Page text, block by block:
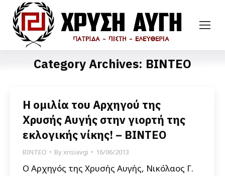
Category Archives: ΒΙΝΤΕΟ
Η ομιλία του Αρχηγού της
Χρυσής Αυγής στην γιορτή της
εκλογικής νίκης! – ΒΙΝΤΕΟ
ΒΙΝΤΕΟ Byxrisiavgi 16/06/2013
Ο Αρχηγός της Χρυσής Αυγής, Νικόλαος Γ.